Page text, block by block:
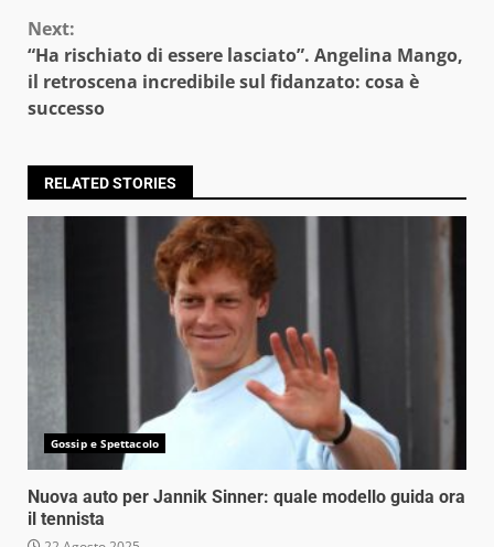
Next:
“Ha rischiato di essere lasciato”. Angelina Mango,
il retroscena incredibile sul fidanzato: cosa è
successo
RELATED STORIES
Gossip e Spettacolo
Nuova auto per Jannik Sinner: quale modello guida ora
il tennista